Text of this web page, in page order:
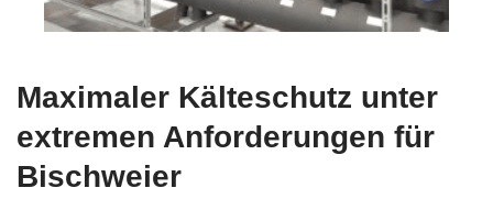
Maximaler Kälteschutz unter
extremen Anforderungen für
Bischweier